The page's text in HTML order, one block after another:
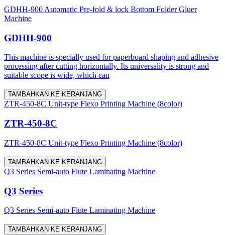
GDHH-900 Automatic Pre-fold & lock Bottom Folder Gluer
Machine
GDHH-900
This machine is specially used for paperboard shaping and adhesive
processing after cutting horizontally. Its universality is strong and
suitable scope is wide, which can
TAMBAHKAN KE KERANJANG
ZTR-450-8C Unit-type Flexo Printing Machine (8color)
ZTR-450-8C
ZTR-450-8C Unit-type Flexo Printing Machine (8color)
TAMBAHKAN KE KERANJANG
Q3 Series Semi-auto Flute Laminating Machine
Q3 Series
Q3 Series Semi-auto Flute Laminating Machine
TAMBAHKAN KE KERANJANG